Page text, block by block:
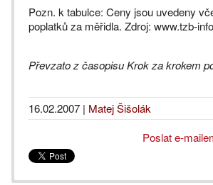
Pozn. k tabulce: Ceny jsou uvedeny
poplatků za měřidla. Zdroj: www.tzb-
Převzato z časopisu Krok za krokem
16.02.2007 | Matej Šišolák
Poslat e-